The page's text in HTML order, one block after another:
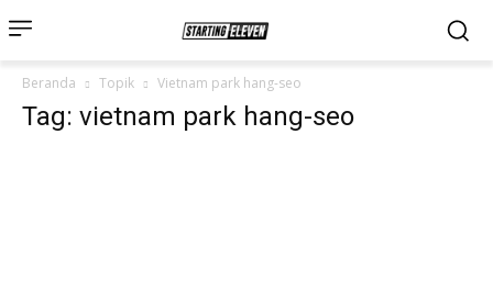
Beranda Topik Vietnam park hang-seo
Tag: vietnam park hang-seo